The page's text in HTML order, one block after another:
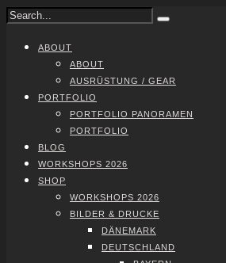
ABOUT
ABOUT
AUS­RÜS­TUNG / GEAR
PORT­FO­LIO
PORT­FO­LIO PAN­ORA­MEN
PORT­FO­LIO
BLOG
WORK­SHOPS 2026
SHOP
WORK­SHOPS 2026
BIL­DER & DRU­CKE
DÄNE­MARK
DEUTSCH­LAND